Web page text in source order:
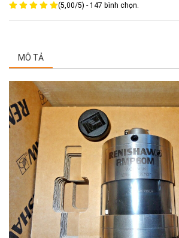
(5,00/5) -147 bình chọn.
MÔ TẢ